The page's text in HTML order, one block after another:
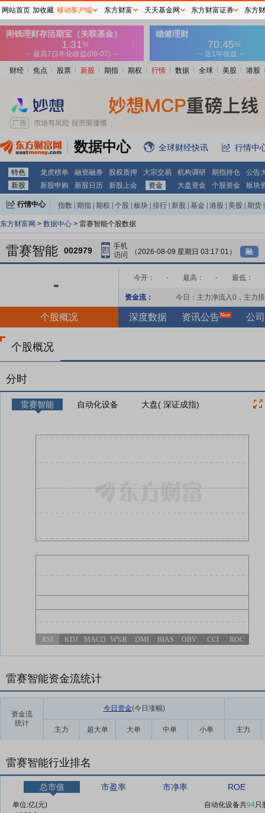
财经 焦点 股票 新股 期指 期权 行情 数据 全球 美股 港股
数据中心 全球财经快讯 行情中
特色 龙虎榜单 融资融券 股权质押 大宗交易 机构调研 期指持仓
公告
新股
新股申购 新股日历 新股上会 资金 大盘资金 个股资金 板块
行情中心 指数 期指 期权 个股 板块 排行 新股 基金 港股 美股 期货
东方财富网 > 数据中心 > 雷赛智能个股数据
雷赛智能 002979 （2026-08-09 星期日 03:17:01） 融
- 今开： - 最高： - 最低：
资金流： 今日：主力净流入0 ，主力
个股概况 深度数据 资讯公告 公
个股概况
分时
雷赛智能 自动化设备 大盘( 深证成指)
RSI KDJ MACD W%R DMI BIAS OBV CCI ROC
雷赛智能资金流统计
资金流
统计
今日资金(今日涨幅)
主力 超大单 大单 中单 小单 主力
雷赛智能行业排名
总市值 市盈率 市净率 ROE
单位:亿(元) 自动化设备共94只
网站首页 加收藏 移动客户端 东方财富 天天基金网 东方财富证券 东方